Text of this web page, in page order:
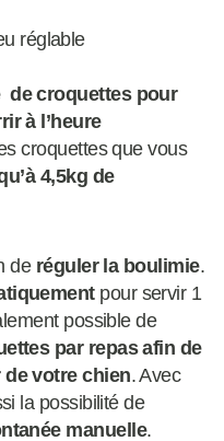
réglable
croquettes pour
à l’heure
croquettes que vous
4,5kg de
de réguler la boulimie.
pour servir 1
possible de
par repas afin de
votre chien. Avec
la possibilité de
manuelle.